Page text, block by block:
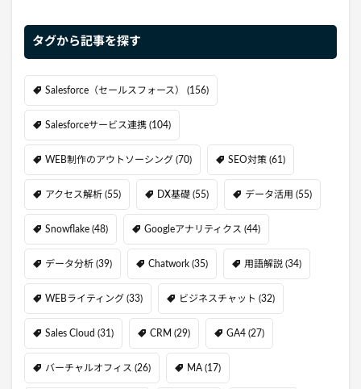
タグから記事を探す
Salesforce（セールスフォース） (156)
Salesforceサービス連携 (104)
WEB制作のアウトソーシング (70) SEO対策 (61)
アクセス解析 (55) DX基礎 (55) データ活用 (55)
Snowflake (48) Googleアナリティクス (44)
データ分析 (39) Chatwork (35) 用語解説 (34)
WEBライティング (33) ビジネスチャット (32)
Sales Cloud (31) CRM (29) GA4 (27)
バーチャルオフィス (26) MA (17)